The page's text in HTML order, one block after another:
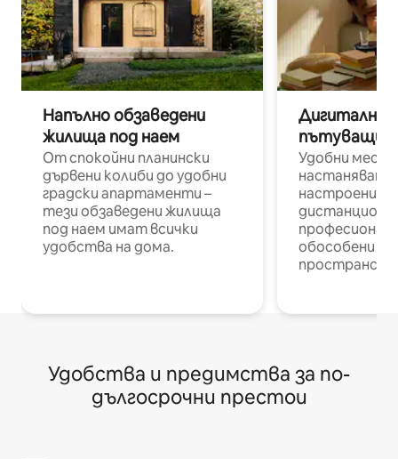
Напълно обзаведени
жилища под наем
От спокойни планински
дървени колиби до удобни
градски апартаменти –
тези обзаведени жилища
под наем имат всички
удобства на дома.
Дигитални
пътуващи
Удобни
настаняване
настроени и
обособени
Удобства и предимства за по-
дългосрочни престои